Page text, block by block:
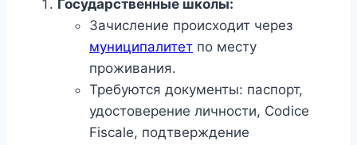
Государственные школы:
Зачисление происходит через
муниципалитет по месту
проживания.
Требуются документы: паспорт,
удостоверение личности, Codice
Fiscale, подтверждение